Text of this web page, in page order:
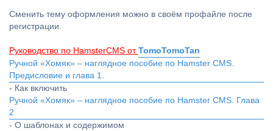
Сменить тему оформления можно в своём профайле после
регистрации.
Руководство по HamsterCMS от TomoTomoTan
Ручной «Хомяк» – наглядное пособие по Hamster CMS.
Предисловие и глава 1.
- Как включить
Ручной «Хомяк» – наглядное пособие по Hamster CMS. Глава
2
- О шаблонах и содержимом